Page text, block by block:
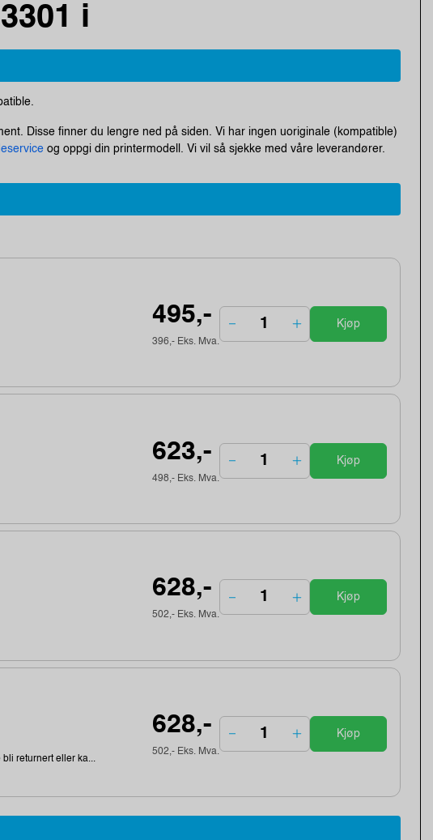
i
Disse finner du lengre ned på siden. Vi har ingen uoriginale (kompatible)
og oppgi din printermodell. Vi vil så sjekke med våre leverandører.
495,-
396,- Eks. Mva.
Kjøp
623,-
498,- Eks. Mva.
Kjøp
628,-
502,- Eks. Mva.
Kjøp
bli returnert eller ka...
628,-
502,- Eks. Mva.
Kjøp